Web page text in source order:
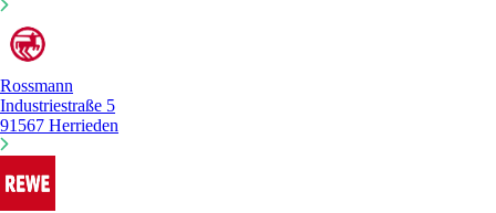
Rossmann
Industriestraße 5
91567 Herrieden